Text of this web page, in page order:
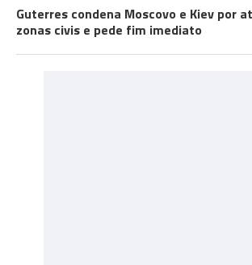
Guterres condena Moscovo e Kiev por
zonas civis e pede fim imediato